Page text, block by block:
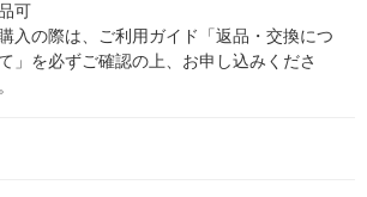
可
入の際は、ご利用ガイド「返品・交換につ
」を必ずご確認の上、お申し込みくださ